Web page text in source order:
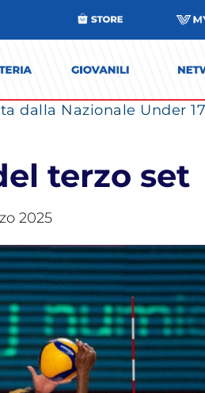
dalla Nazionale Under
terzo set
2025